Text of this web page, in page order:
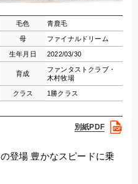
毛色 青鹿毛
母 ファイナルドリーム
生年月日 2022/03/30
育成
ファンタストクラブ・
木村牧場
クラス 1勝クラス
別紙PDF
登場 豊かなスピードに乗